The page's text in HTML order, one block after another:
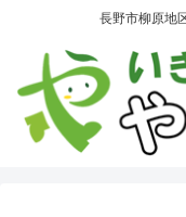
長野市柳原地